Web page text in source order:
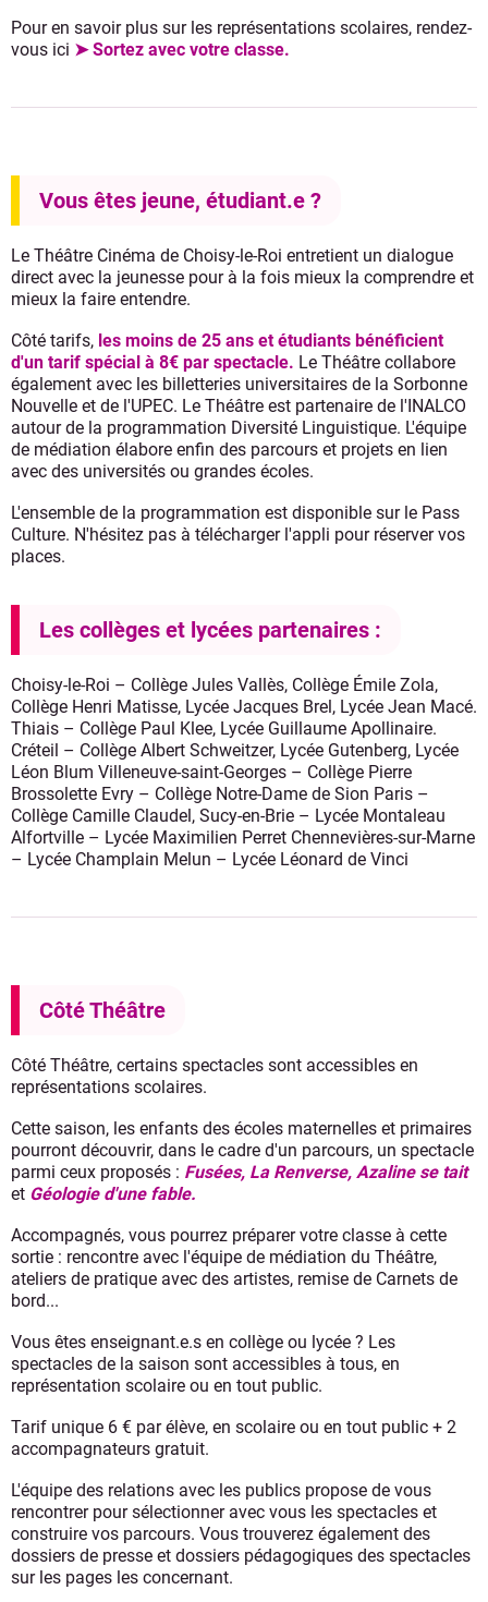
Pour en savoir plus sur les représentations scolaires, rendez-
vous ici ➤ Sortez avec votre classe.
Vous êtes jeune, étudiant.e ?
Le Théâtre Cinéma de Choisy-le-Roi entretient un dialogue
direct avec la jeunesse pour à la fois mieux la comprendre et
mieux la faire entendre.
Côté tarifs, les moins de 25 ans et étudiants bénéficient
d'un tarif spécial à 8€ par spectacle. Le Théâtre collabore
également avec les billetteries universitaires de la Sorbonne
Nouvelle et de l'UPEC. Le Théâtre est partenaire de l'INALCO
autour de la programmation Diversité Linguistique. L'équipe
de médiation élabore enfin des parcours et projets en lien
avec des universités ou grandes écoles.
L'ensemble de la programmation est disponible sur le Pass
Culture. N'hésitez pas à télécharger l'appli pour réserver vos
places.
Les collèges et lycées partenaires :
Choisy-le-Roi – Collège Jules Vallès, Collège Émile Zola,
Collège Henri Matisse, Lycée Jacques Brel, Lycée Jean Macé.
Thiais – Collège Paul Klee, Lycée Guillaume Apollinaire.
Créteil – Collège Albert Schweitzer, Lycée Gutenberg, Lycée
Léon Blum Villeneuve-saint-Georges – Collège Pierre
Brossolette Evry – Collège Notre-Dame de Sion Paris –
Collège Camille Claudel, Sucy-en-Brie – Lycée Montaleau
Alfortville – Lycée Maximilien Perret Chennevières-sur-Marne
– Lycée Champlain Melun – Lycée Léonard de Vinci
Côté Théâtre
Côté Théâtre, certains spectacles sont accessibles en
représentations scolaires.
Cette saison, les enfants des écoles maternelles et primaires
pourront découvrir, dans le cadre d'un parcours, un spectacle
parmi ceux proposés : Fusées, La Renverse, Azaline se tait
et Géologie d'une fable.
Accompagnés, vous pourrez préparer votre classe à cette
sortie : rencontre avec l'équipe de médiation du Théâtre,
ateliers de pratique avec des artistes, remise de Carnets de
bord...
Vous êtes enseignant.e.s en collège ou lycée ? Les
spectacles de la saison sont accessibles à tous, en
représentation scolaire ou en tout public.
Tarif unique 6 € par élève, en scolaire ou en tout public + 2
accompagnateurs gratuit.
L'équipe des relations avec les publics propose de vous
rencontrer pour sélectionner avec vous les spectacles et
construire vos parcours. Vous trouverez également des
dossiers de presse et dossiers pédagogiques des spectacles
sur les pages les concernant.